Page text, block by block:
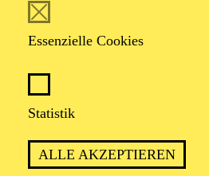
Essenzielle Cookies
Statistik
ALLE AKZEPTIEREN
Samstag
05.09.2026
Grillo-Theater
BLICK AUF DEN
STIMMEN ZUR
LAGE